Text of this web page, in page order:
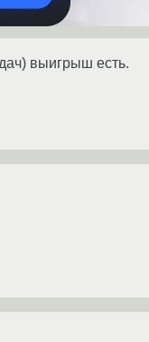
выигрыш есть.